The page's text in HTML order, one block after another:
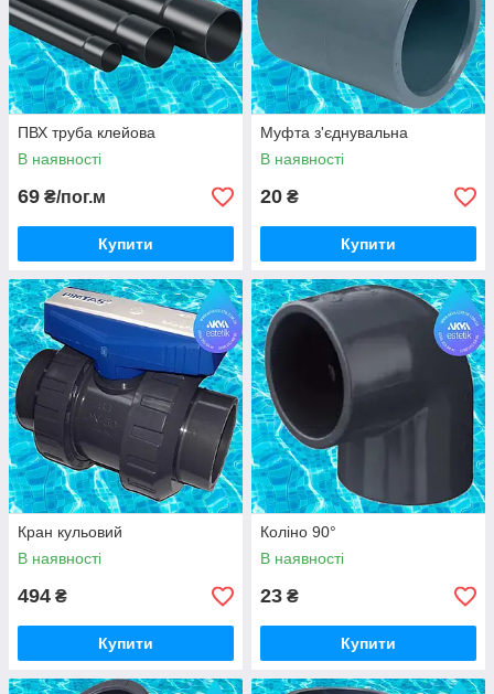
ПВХ труба клейова
В наявності
69 ₴/пог.м
Купити
Муфта з'єднувальна
В наявності
20 ₴
Купити
Кран кульовий
В наявності
494 ₴
Купити
Коліно 90°
В наявності
23 ₴
Купити